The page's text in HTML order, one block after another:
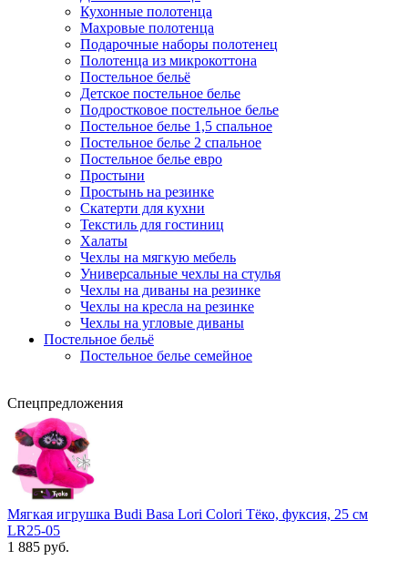
Кухонные полотенца
Махровые полотенца
Подарочные наборы полотенец
Полотенца из микрокоттона
Постельное бельё
Детское постельное белье
Подростковое постельное белье
Постельное белье 1,5 спальное
Постельное белье 2 спальное
Постельное белье евро
Простыни
Простынь на резинке
Скатерти для кухни
Текстиль для гостиниц
Халаты
Чехлы на мягкую мебель
Универсальные чехлы на стулья
Чехлы на диваны на резинке
Чехлы на кресла на резинке
Чехлы на угловые диваны
Постельное бельё
Постельное белье семейное
Спецпредложения
Мягкая игрушка Budi Basa Lori Colori Тёко, фуксия, 25 см
LR25-05
1 885 руб.